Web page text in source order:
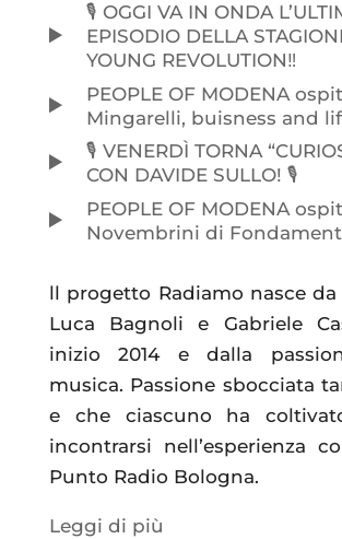
🎙️ OGGI VA IN ONDA
EPISODIO DELLA
YOUNG REVOLUTION‼️
PEOPLE OF MODENA
Mingarelli, buisness and
🎙️ VENERDÌ TORNA
CON DAVIDE SULLO! 🎙️
PEOPLE OF MODENA
Novembrini di
ll progetto Radiamo nasce da
Luca Bagnoli e Gabriele
inizio 2014 e dalla
musica. Passione sbocciata
e che ciascuno ha
incontrarsi nell’esperienza
Punto Radio Bologna.
Leggi di più